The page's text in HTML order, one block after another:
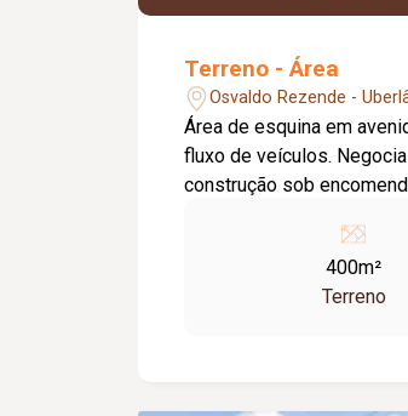
Terreno - Área
Osvaldo Rezende -
Área de esquina em
fluxo de veículos. Negocia-se
construção sob
400m²
Terreno